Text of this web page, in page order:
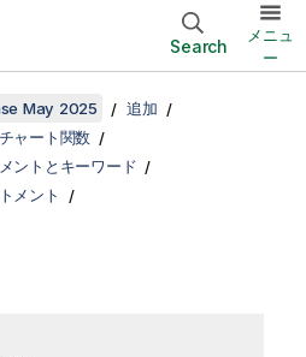
Search
メニュ
ー
May 2025
追加
ャート関数
ントとキーワード
メント